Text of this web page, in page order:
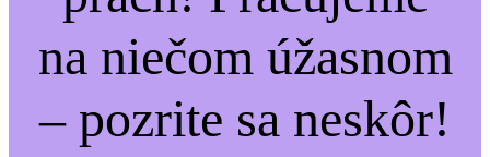
na niečom úžasnom
– pozrite sa neskôr!